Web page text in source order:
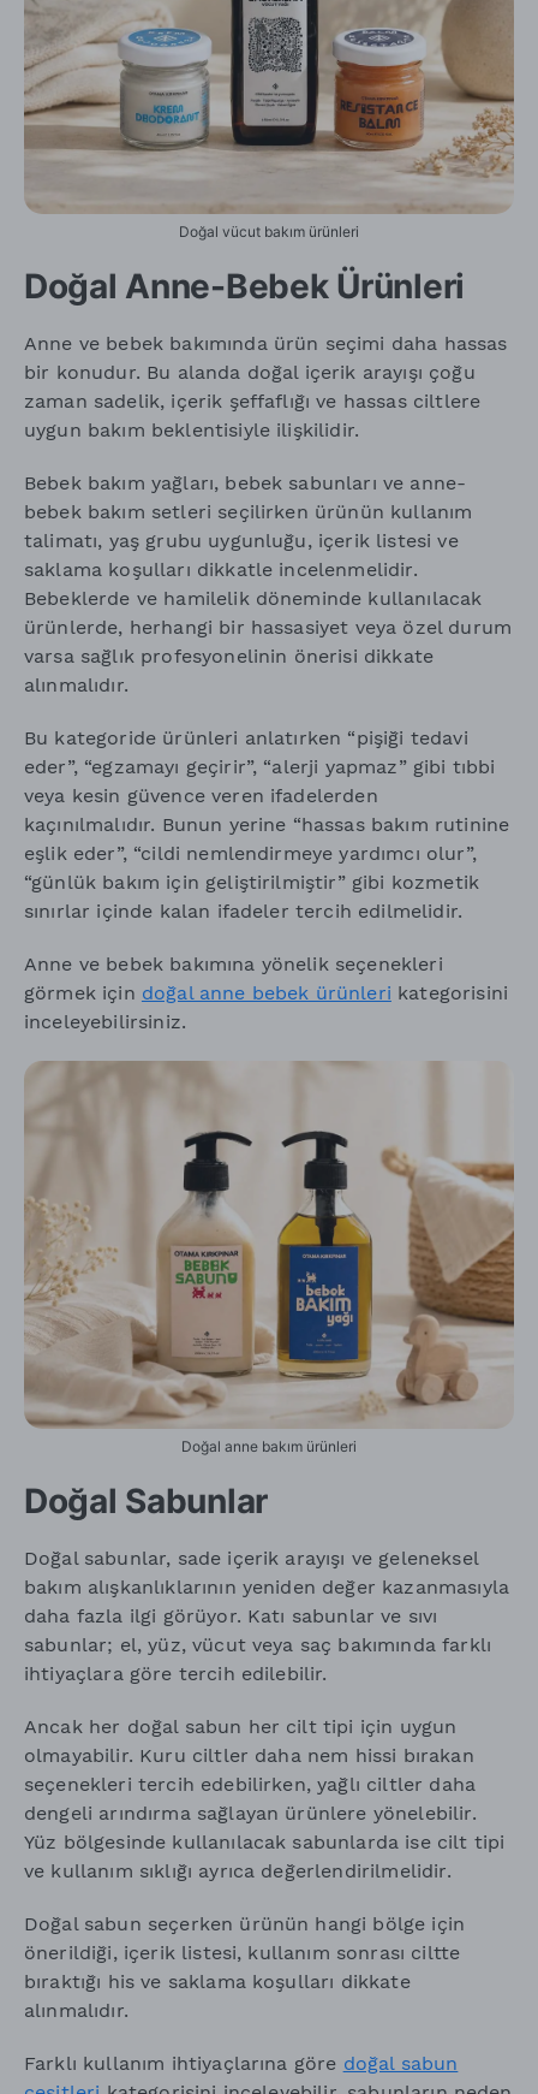
Doğal vücut bakım ürünleri
Doğal Anne-Bebek Ürünleri
Anne ve bebek bakımında ürün seçimi daha hassas
bir konudur. Bu alanda doğal içerik arayışı çoğu
zaman sadelik, içerik şeffaflığı ve hassas ciltlere
uygun bakım beklentisiyle ilişkilidir.
Bebek bakım yağları, bebek sabunları ve anne-
bebek bakım setleri seçilirken ürünün kullanım
talimatı, yaş grubu uygunluğu, içerik listesi ve
saklama koşulları dikkatle incelenmelidir.
Bebeklerde ve hamilelik döneminde kullanılacak
ürünlerde, herhangi bir hassasiyet veya özel durum
varsa sağlık profesyonelinin önerisi dikkate
alınmalıdır.
Bu kategoride ürünleri anlatırken “pişiği tedavi
eder”, “egzamayı geçirir”, “alerji yapmaz” gibi tıbbi
veya kesin güvence veren ifadelerden
kaçınılmalıdır. Bunun yerine “hassas bakım rutinine
eşlik eder”, “cildi nemlendirmeye yardımcı olur”,
“günlük bakım için geliştirilmiştir” gibi kozmetik
sınırlar içinde kalan ifadeler tercih edilmelidir.
Anne ve bebek bakımına yönelik seçenekleri
görmek için doğal anne bebek ürünleri kategorisini
inceleyebilirsiniz.
Doğal anne bakım ürünleri
Doğal Sabunlar
Doğal sabunlar, sade içerik arayışı ve geleneksel
bakım alışkanlıklarının yeniden değer kazanmasıyla
daha fazla ilgi görüyor. Katı sabunlar ve sıvı
sabunlar; el, yüz, vücut veya saç bakımında farklı
ihtiyaçlara göre tercih edilebilir.
Ancak her doğal sabun her cilt tipi için uygun
olmayabilir. Kuru ciltler daha nem hissi bırakan
seçenekleri tercih edebilirken, yağlı ciltler daha
dengeli arındırma sağlayan ürünlere yönelebilir.
Yüz bölgesinde kullanılacak sabunlarda ise cilt tipi
ve kullanım sıklığı ayrıca değerlendirilmelidir.
Doğal sabun seçerken ürünün hangi bölge için
önerildiği, içerik listesi, kullanım sonrası ciltte
bıraktığı his ve saklama koşulları dikkate
alınmalıdır.
Farklı kullanım ihtiyaçlarına göre doğal sabun